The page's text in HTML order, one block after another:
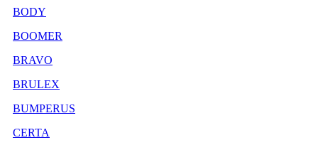
BODY
BOOMER
BRAVO
BRULEX
BUMPERUS
CERTA